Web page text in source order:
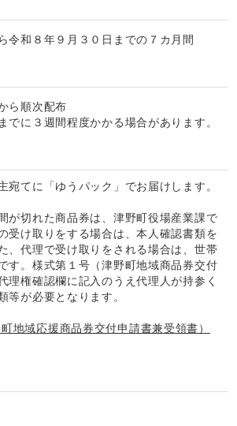
令和８年９月３０日までの７カ月間
ら順次配布
３週間程度かかる場合があります。
てに「ゆうパック」でお届けします。
が切れた商品券は、津野町役場産業課で
受け取りをする場合は、本人確認書類を
、代理で受け取りをされる場合は、世帯
す。様式第１号（津野町地域商品券交付
理権確認欄に記入のうえ代理人が持参く
等が必要となります。
地域応援商品券交付申請書兼受領書）